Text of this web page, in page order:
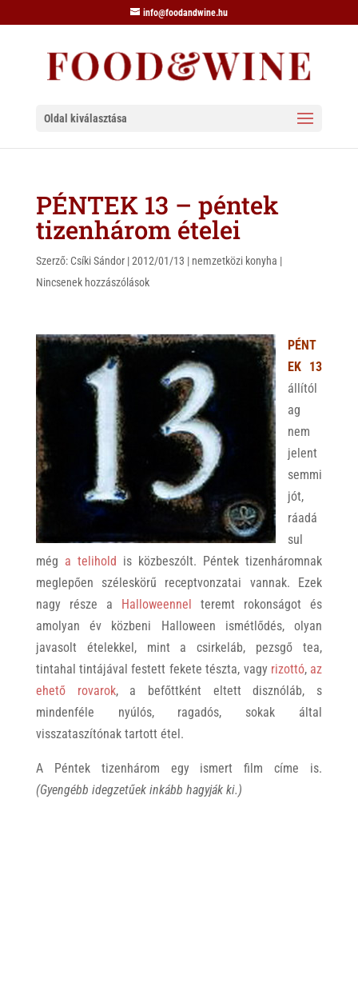
info@foodandwine.hu
Oldal kiválasztása
PÉNTEK 13 – péntek
tizenhárom ételei
Szerző: Csíki Sándor|2012/01/13 | nemzetközi konyha |
Nincsenek hozzászólások
PÉNT
EK 13
állítól
ag
nem
jelent
semmi
jót,
ráadá
sul
még a telihold is közbeszólt. Péntek tizenháromnak
meglepően széleskörű receptvonzatai vannak. Ezek
nagy része a Halloweennel teremt rokonságot és
amolyan év közbeni Halloween ismétlődés, olyan
javasolt ételekkel, mint a csirkeláb, pezsgő tea,
tintahal tintájával festett fekete tészta, vagyrizottó, az
ehető rovarok, a befőttként eltett disznóláb, s
mindenféle nyúlós, ragadós, sokak által
visszataszítónak tartott étel.
A Péntek tizenhárom egy ismert film címe is.
(Gyengébb idegzetűek inkább hagyják ki.)